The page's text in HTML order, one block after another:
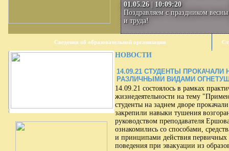
01.05.26| 10:09:20
Поздравляем с праздником весны
и труда!
Сведения об образовательной организации
НОВОСТИ
14.09.21 СТУДЕНТЫ ПРОКАЧАЛИ
РАЗЛИЧНЫМИ ВИДАМИ
14.09.21 состоялось в рамках
жизнедеятельности на тему
студенты на заднем дворе
закрепили навыки тушения
руководством преподавателя
ознакомились со способами,
и принципами действия первичных
поведения при эвакуации из